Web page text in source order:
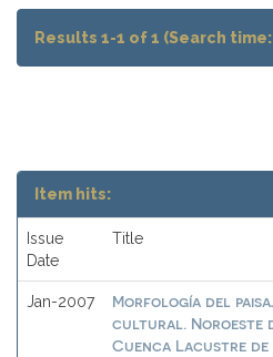
Results 1-1 of 1 (Search
Item hits:
Issue
Date
Title
Jan-2007
Morfología del
cultural. Noroeste
Cuenca Lacustre